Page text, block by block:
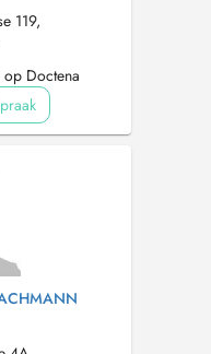
119,
Doctena